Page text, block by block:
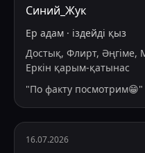
Синий_Жук
Ер адам · іздейді қыз
Достық, Флирт,
Еркін қарым-қатынас
"По факту посмотрим😁"
16.07.2026